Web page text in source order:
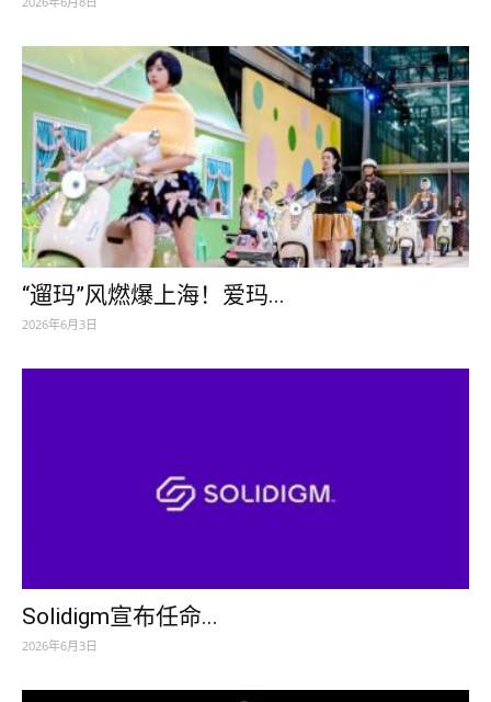
“遛玛”风燃爆上海！爱玛...
2026年6月3日
Solidigm宣布任命...
2026年6月3日